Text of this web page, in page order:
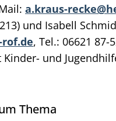
a.kraus-
und Isabell
, Tel.: 06621 87-
Kinder- und
Thema